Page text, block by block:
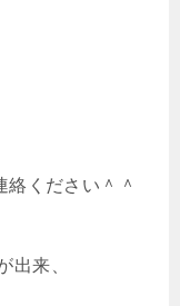
ください＾＾
出来、